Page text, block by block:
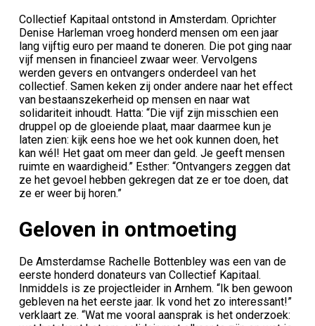
Collectief Kapitaal ontstond in Amsterdam. Oprichter
Denise Harleman vroeg honderd mensen om een jaar
lang vijftig euro per maand te doneren. Die pot ging naar
vijf mensen in financieel zwaar weer. Vervolgens
werden gevers en ontvangers onderdeel van het
collectief. Samen keken zij onder andere naar het effect
van bestaanszekerheid op mensen en naar wat
solidariteit inhoudt. Hatta: “Die vijf zijn misschien een
druppel op de gloeiende plaat, maar daarmee kun je
laten zien: kijk eens hoe we het ook kunnen doen, het
kan wél! Het gaat om meer dan geld. Je geeft mensen
ruimte en waardigheid.” Esther: “Ontvangers zeggen dat
ze het gevoel hebben gekregen dat ze er toe doen, dat
ze er weer bij horen.”
Geloven in ontmoeting
De Amsterdamse Rachelle Bottenbley was een van de
eerste honderd donateurs van Collectief Kapitaal.
Inmiddels is ze projectleider in Arnhem. “Ik ben gewoon
gebleven na het eerste jaar. Ik vond het zo interessant!”
verklaart ze. “Wat me vooral aansprak is het onderzoek: